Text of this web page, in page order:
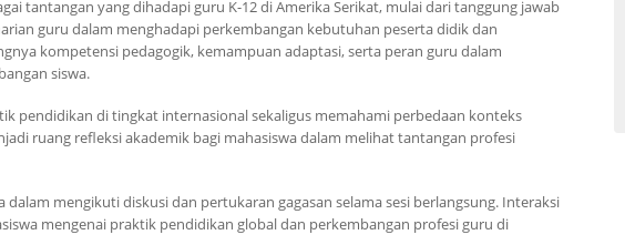
tantangan yang dihadapi guru K-12 di Amerika Serikat, mulai dari tanggung jawab
guru dalam menghadapi perkembangan kebutuhan peserta didik dan
kompetensi pedagogik, kemampuan adaptasi, serta peran guru dalam
siswa.
pendidikan di tingkat internasional sekaligus memahami perbedaan konteks
ruang refleksi akademik bagi mahasiswa dalam melihat tantangan profesi
mengikuti diskusi dan pertukaran gagasan selama sesi berlangsung. Interaksi
mengenai praktik pendidikan global dan perkembangan profesi guru di